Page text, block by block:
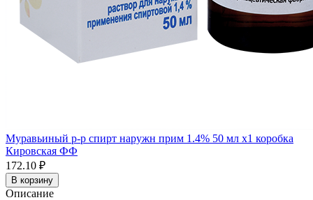
Муравьиный р-р спирт наружн прим 1.4% 50 мл x1 коробка
Кировская ФФ
172.10 ₽
В корзину
Описание